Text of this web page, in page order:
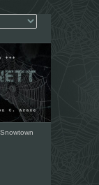
Snowtown